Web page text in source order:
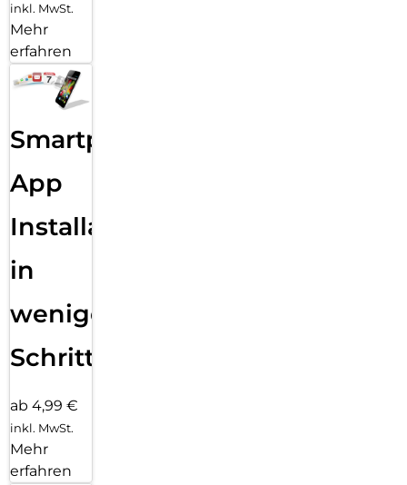
inkl. MwSt.
Mehr
erfahren
Smartphone
App
Installation
in
wenigen
Schritten
ab 4,99 €
inkl. MwSt.
Mehr
erfahren